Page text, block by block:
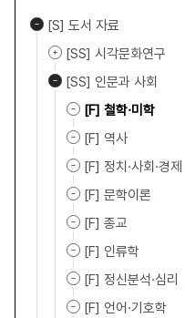
[S] 도서 자료
[SS] 시각문화연구
[SS] 인문과 사회
[F] 철학·미학
[F] 역사
[F] 정치·사회·경제
[F] 문학이론
[F] 종교
[F] 인류학
[F] 정신분석·심리
[F] 언어·기호학